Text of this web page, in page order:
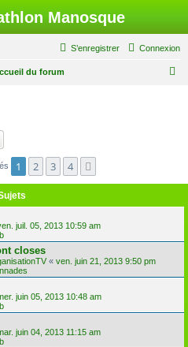
Manosque
Connexion
S’enregistrer
du forum
c
r
1 2 3 4
juil. 05, 2013 10:59 am
closes
« ven. juin 21, 2013 9:50 pm
juin 05, 2013 10:48 am
juin 04, 2013 11:15 am